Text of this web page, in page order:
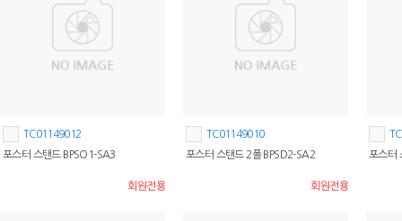
TC01149012
포스터 스탠드 BPSO1-SA3
회원전용
TC01149010
포스터 스탠드 2폴 BPSD2-SA2
회원전용
포스터